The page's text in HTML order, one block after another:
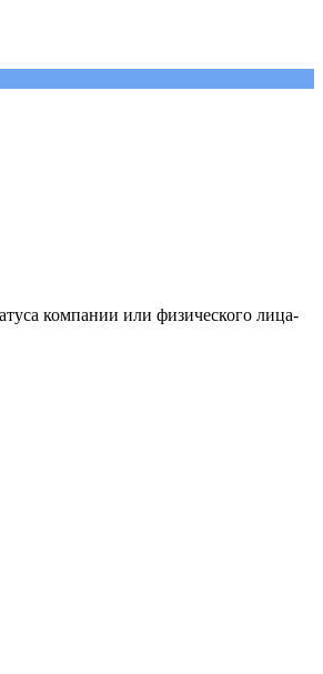
компании или физического лица-